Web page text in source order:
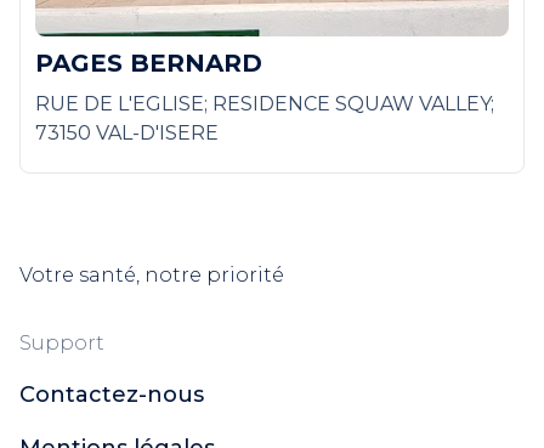
PAGES BERNARD
RUE DE L'EGLISE; RESIDENCE SQUAW VALLEY;
73150 VAL-D'ISERE
Votre santé, notre priorité
Support
Contactez-nous